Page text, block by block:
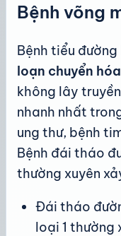
Bệnh võng
Bệnh tiểu
loạn chuyển
không lây
nhanh nhất
ung thư, bệnh
Bệnh đái tháo
thường xuyên
Đái tháo
loại 1 thường